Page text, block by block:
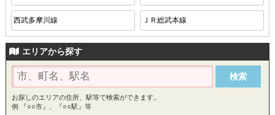
西武多摩川線 ＪＲ総武本線
エリアから探す
お探しのエリアの住所、駅等で検索ができます。
例 『○○市』、『○○駅』等